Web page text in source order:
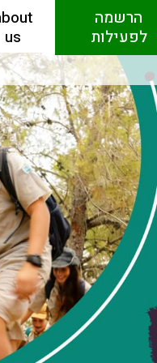
הרשמה
לפעילות
us